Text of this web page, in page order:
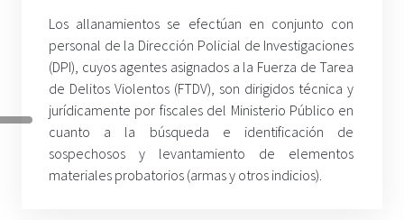
Los allanamientos se efectúan en conjunto con
personal de la Dirección Policial de Investigaciones
(DPI), cuyos agentes asignados a la Fuerza de Tarea
de Delitos Violentos (FTDV), son dirigidos técnica y
jurídicamente por fiscales del Ministerio Público en
cuanto a la búsqueda e identificación de
sospechosos y levantamiento de elementos
materiales probatorios (armas y otros indicios).